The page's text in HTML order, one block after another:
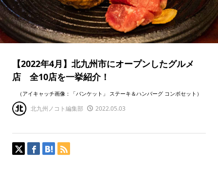
【2022年4月】北九州市にオープンしたグルメ
店 全10店を一挙紹介！
（アイキャッチ画像：「バンケット」 ステーキ＆ハンバーグ コンボセット）
北九州ノコト編集部 2022.05.03